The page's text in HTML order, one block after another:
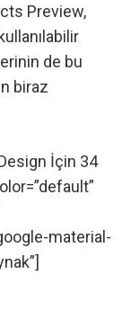
Preview,
de bu
biraz
İçin 34
material-